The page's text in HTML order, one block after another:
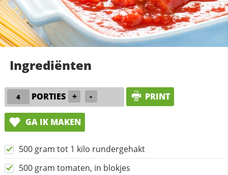
Ingrediënten
PORTIES + - PRINT
GA IK MAKEN
500 gram tot 1 kilo rundergehakt
500 gram tomaten, in blokjes